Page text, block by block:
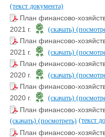
(текст документа)
План финансово-
2021 г.
(скачать)
План финансово-
2021 г.
(скачать)
План финансово-
2020 г.
(скачать)
План финансово-
2020 г.
(скачать)
План финансово-
(скачать) (посмотреть) (текст
План финансово-